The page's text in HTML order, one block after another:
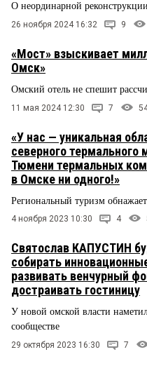
О неординарной
26 ноября 2024 16:32 9
«Мост» взыскивает
Омск»
Омский отель не спешит
11 мая 2024 12:30 7
«У нас — уникальная
северного термального
Тюмени термальных
в Омске ни одного!»
Региональный туризм
4 ноября 2023 10:30 4
Святослав КАПУСТИН
собирать
развивать венчурный
достраивать гостиницу
У новой омской власти
сообществе
29 октября 2023 16:30 7